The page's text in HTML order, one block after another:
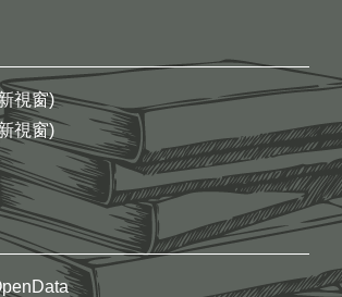
視窗)
視窗)